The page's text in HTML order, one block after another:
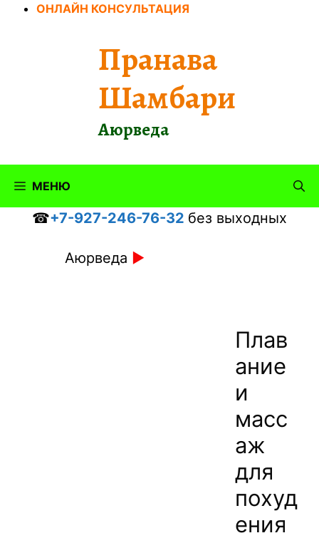
ПерейтиОНЛАЙН КОНСУЛЬТАЦИЯ
Пранава
Шамбари
Аюрведа
МЕНЮ
☎+7-927-246-76-32 без выходных
Аюрведа ►
Плав
ание
и
масс
аж
для
похуд
ения